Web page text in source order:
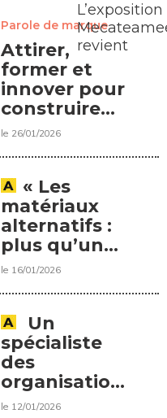
Parole de marque
Attirer,
former et
innover pour
construire
l'avenir
le 26/01/2026
« Les
matériaux
alternatifs :
plus qu’une
alternative,
entière »,
une
interview de
Loïc Danest,
président de
le 16/01/2026
Un
spécialiste
des
organisations
professionnelles
le 12/01/2026
L’exposition
revient